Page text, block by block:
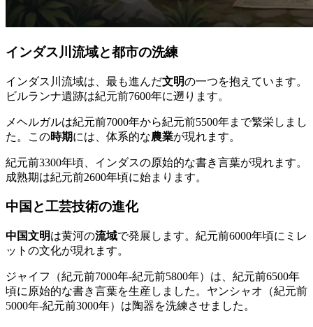
インダス川流域と都市の洗練
インダス川流域は、最も進んだ文明の一つを抱えています。
ビルランナ遺跡は紀元前7600年に遡ります。
メヘルガルは紀元前7000年から紀元前5500年まで繁栄しまし
た。この時期には、体系的な農業が現れます。
紀元前3300年頃、インダスの原始的な書き言葉が現れます。
成熟期は紀元前2600年頃に始まります。
中国と工芸技術の進化
中国文明は黄河の流域で発展します。紀元前6000年頃にミレ
ットの文化が現れます。
ジャイフ（紀元前7000年-紀元前5800年）は、紀元前6500年
頃に原始的な書き言葉を生産しました。ヤンシャオ（紀元前
5000年-紀元前3000年）は陶器を洗練させました。